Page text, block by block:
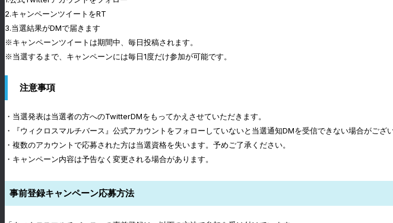
2.キャンペーンツイートをRT
3.当選結果がDMで届きます
※キャンペーンツイートは期間中、毎日投稿されます。
※当選するまで、キャンペーンには毎日1度だけ参加が可能です。
注意事項
・当選発表は当選者の方へのTwitterDMをもってかえさせていただきます。
・『ウィクロスマルチバース』公式アカウントをフォローしていないと当選通知DMを受信できない場合がござ
・複数のアカウントで応募された方は当選資格を失います。予めご了承ください。
・キャンペーン内容は予告なく変更される場合があります。
事前登録キャンペーン応募方法